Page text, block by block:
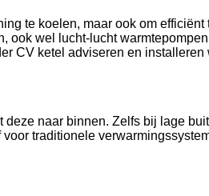
te koelen, maar ook om
ook wel lucht-lucht
CV ketel adviseren en
naar binnen. Zelfs bij lage
traditionele